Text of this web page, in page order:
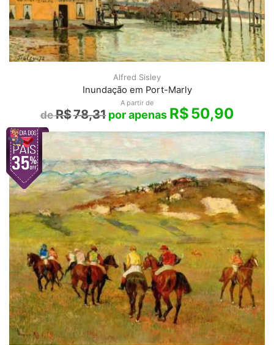
Alfred Sisley
Inundação em Port-Marly
A partir de
R$78,31 R$50,90